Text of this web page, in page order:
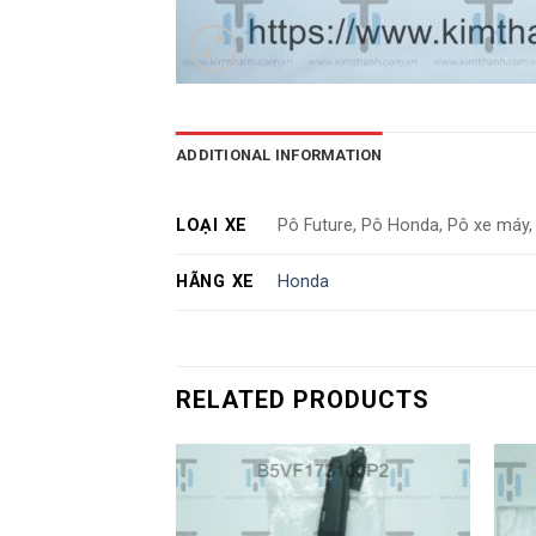
ADDITIONAL INFORMATION
LOẠI XE Pô Future, Pô Honda, Pô xe
HÃNG XE Honda
RELATED PRODUCTS